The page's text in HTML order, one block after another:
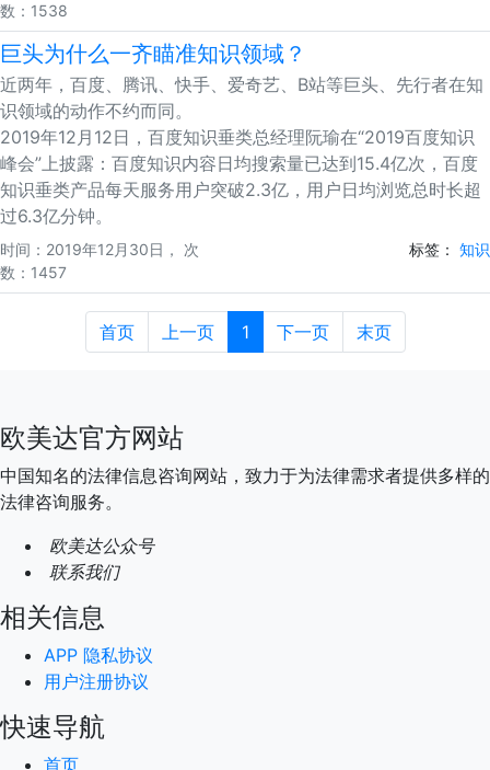
数：1538
巨头为什么一齐瞄准知识领域？
近两年，百度、腾讯、快手、爱奇艺、B站等巨头、先行者在知
识领域的动作不约而同。
2019年12月12日，百度知识垂类总经理阮瑜在“2019百度知识
峰会”上披露：百度知识内容日均搜索量已达到15.4亿次，百度
知识垂类产品每天服务用户突破2.3亿，用户日均浏览总时长超
过6.3亿分钟。
时间：2019年12月30日， 次
数：1457
标签： 知识
首页 上一页 1 下一页 末页
欧美达官方网站
中国知名的法律信息咨询网站，致力于为法律需求者提供多样的
法律咨询服务。
欧美达公众号
联系我们
相关信息
APP 隐私协议
用户注册协议
快速导航
首页